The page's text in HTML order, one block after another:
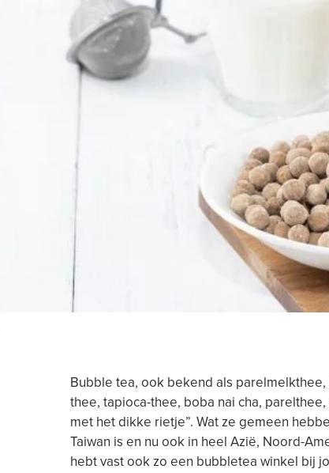
Bubble tea, ook bekend als
thee, tapioca-thee, boba nai cha,
met het dikke rietje”. Wat ze gemeen
Taiwan is en nu ook in heel Azië, Noord-
hebt vast ook zo een bubbletea winkel bij